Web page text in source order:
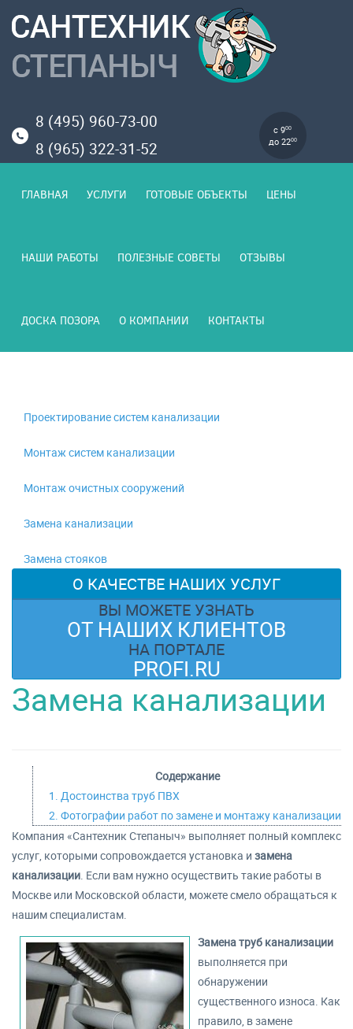
8 (495) 960-73-00
8 (965) 322-31-52
с 900
до 2200
ГЛАВНАЯ УСЛУГИ ГОТОВЫЕ ОБЪЕКТЫ ЦЕНЫ
НАШИ РАБОТЫ ПОЛЕЗНЫЕ СОВЕТЫ ОТЗЫВЫ
ДОСКА ПОЗОРА О КОМПАНИИ КОНТАКТЫ
Проектирование систем канализации
Монтаж систем канализации
Монтаж очистных сооружений
Замена канализации
Замена стояков
О КАЧЕСТВЕ НАШИХ УСЛУГ
ВЫ МОЖЕТЕ УЗНАТЬ
ОТ НАШИХ КЛИЕНТОВ
НА ПОРТАЛЕ
PROFI.RU
Замена канализации
Содержание
1. Достоинства труб ПВХ
2. Фотографии работ по замене и монтажу канализации
Компания «Сантехник Степаныч» выполняет полный комплекс
услуг, которыми сопровождается установка и замена
канализации. Если вам нужно осуществить такие работы в
Москве или Московской области, можете смело обращаться к
нашим специалистам.
Замена труб канализации
выполняется при
обнаружении
существенного износа. Как
правило, в замене